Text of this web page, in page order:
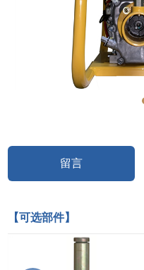
留言
【可选部件】